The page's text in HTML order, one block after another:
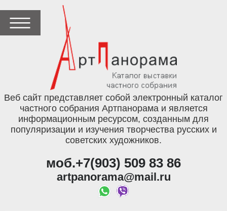
Веб сайт представляет собой электронный каталог
частного собрания Артпанорама и является
информационным ресурсом, созданным для
популяризации и изучения творчества русских и
советских художников.
моб.+7(903) 509 83 86
artpanorama@mail.ru